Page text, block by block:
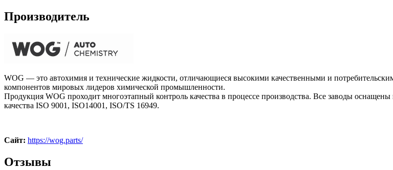
Производитель
WOG — это автохимия и технические жидкости, отличающиеся высокими качественными и
компонентов мировых лидеров химической промышленности.
Продукция WOG проходит многоэтапный контроль качества в процессе производства. Все заводы
качества ISO 9001, ISO14001, ISO/TS 16949.
Сайт: https://wog.parts/
Отзывы